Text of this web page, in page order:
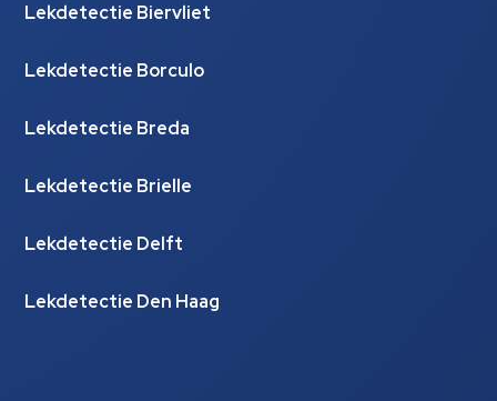
Lekdetectie Biervliet
Lekdetectie Borculo
Lekdetectie Breda
Lekdetectie Brielle
Lekdetectie Delft
Lekdetectie Den Haag